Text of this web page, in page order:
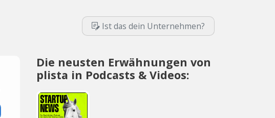
Ist das dein Unternehmen?
Die neusten Erwähnungen von
plista in Podcasts & Videos: